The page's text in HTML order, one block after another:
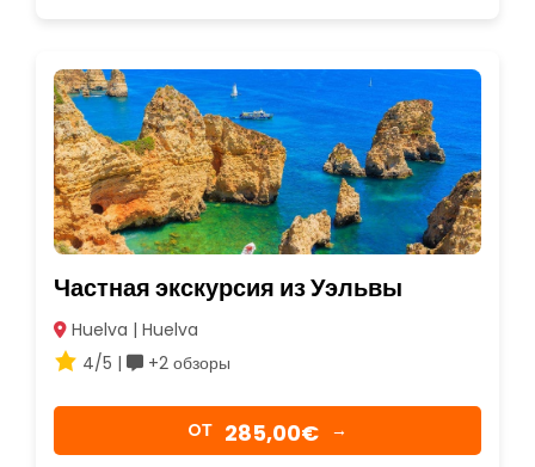
Частная экскурсия из Уэльвы
Huelva | Huelva
4/5 |
+2 обзоры
OТ 285,00€ →